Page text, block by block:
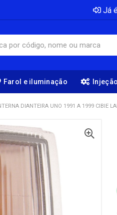
Já
Farol e iluminação
DIANTEIRA UNO 1991 A 1999 CIBIE